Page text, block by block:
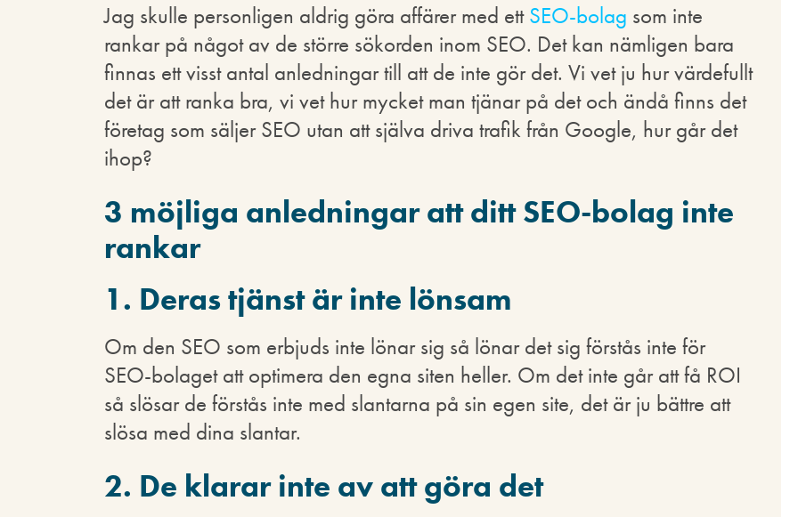
Jag skulle personligen aldrig göra affärer med ettSEO-bolag som inte
rankar på något av de större sökorden inom SEO. Det kan nämligen bara
finnas ett visst antal anledningar till att de inte gör det. Vi vet ju hur värdefullt
det är att ranka bra, vi vet hur mycket man tjänar på det och ändå finns det
företag som säljer SEO utan att själva driva trafik från Google, hur går det
ihop?
3 möjliga anledningar att ditt SEO-bolag inte
rankar
1. Deras tjänst är inte lönsam
Om den SEO som erbjuds inte lönar sig så lönar det sig förstås inte för
SEO-bolaget att optimera den egna siten heller. Om det inte går att få ROI
så slösar de förstås inte med slantarna på sin egen site, det är ju bättre att
slösa med dina slantar.
2. De klarar inte av att göra det